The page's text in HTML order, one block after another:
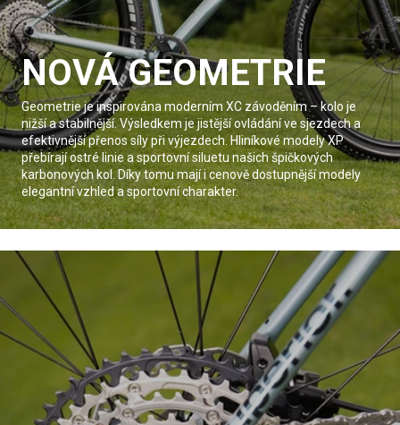
NOVÁ GEOMETRIE
Geometrie je inspirována moderním XC závoděním – kolo je
nižší a stabilnější. Výsledkem je jistější ovládání ve sjezdech a
efektivnější přenos síly při výjezdech. Hliníkové modely XP
přebírají ostré linie a sportovní siluetu našich špičkových
karbonových kol. Díky tomu mají i cenově dostupnější modely
elegantní vzhled a sportovní charakter.